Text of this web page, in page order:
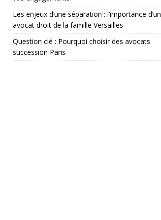
Les enjeux d’une séparation : l’importance d’un
avocat droit de la famille Versailles
Question clé : Pourquoi choisir des avocats
succession Paris